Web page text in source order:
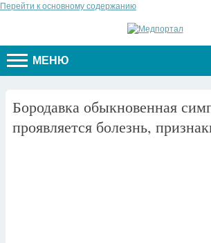
Перейти к основному содержанию
МЕНЮ
Бородавка обыкновенная
проявляется болезнь,